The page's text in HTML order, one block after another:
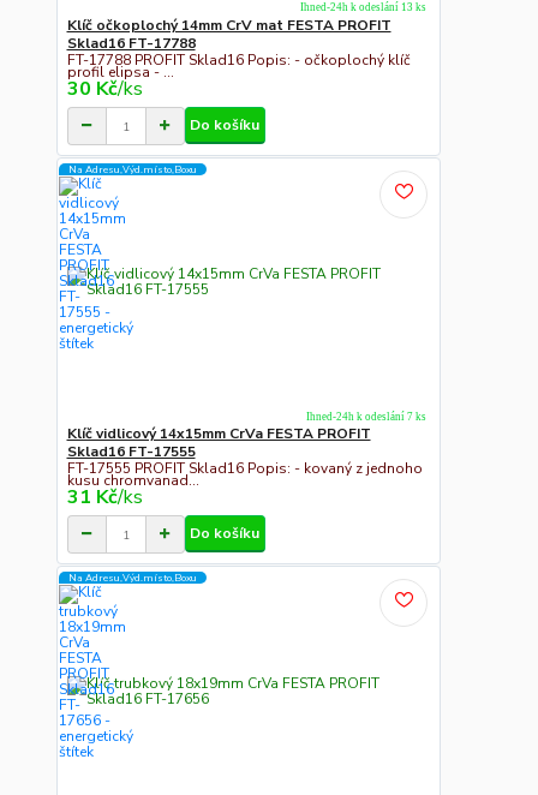
Klíč očkoplochý 14mm CrV mat FESTA PROFIT
Sklad16 FT-17788
FT-17788 PROFIT Sklad16 Popis: - očkoplochý klíč
profil elipsa - ...
30 Kč/ks
Ihned-24h k odeslání 13 ks
Do košíku
Na Adresu,Výd.místo,Boxu
Klíč vidlicový 14x15mm CrVa FESTA PROFIT
Sklad16 FT-17555
FT-17555 PROFIT Sklad16 Popis: - kovaný z jednoho
kusu chromvanad...
31 Kč/ks
Ihned-24h k odeslání 7 ks
Do košíku
Na Adresu,Výd.místo,Boxu